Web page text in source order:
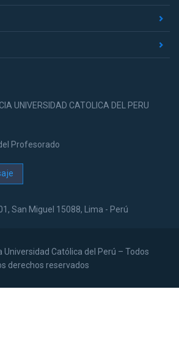
UNIVERSIDAD CATOLICA DEL PERU
Profesorado
San Miguel 15088, Lima - Perú
Católica del Perú – Todos
derechos reservados